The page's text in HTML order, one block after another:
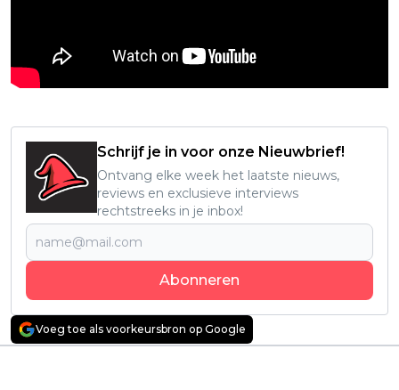
Schrijf je in voor onze Nieuwbrief!
Ontvang elke week het laatste nieuws,
reviews en exclusieve interviews
rechtstreeks in je inbox!
Abonneren
Voeg toe als voorkeursbron op Google